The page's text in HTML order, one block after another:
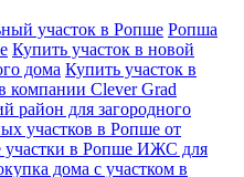
участок в Ропше Ропша
Купить участок в новой
дома Купить участок в
компании Clever Grad
район для загородного
участков в Ропше от
участки в Ропше ИЖС для
дома с участком в